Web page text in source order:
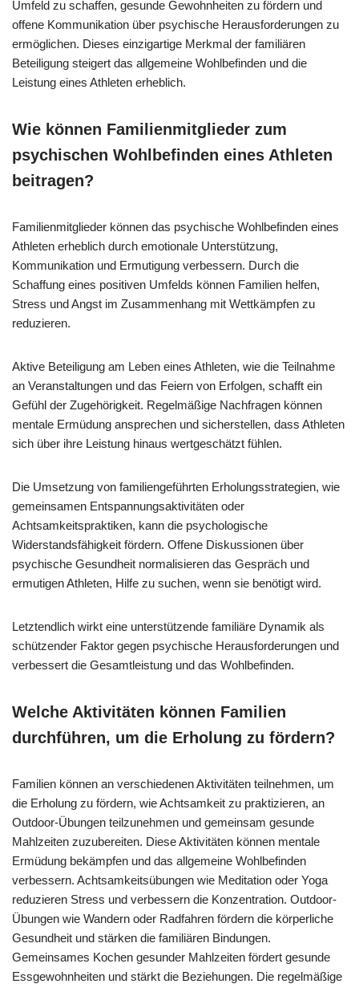
Umfeld zu schaffen, gesunde Gewohnheiten zu fördern und
offene Kommunikation über psychische Herausforderungen zu
ermöglichen. Dieses einzigartige Merkmal der familiären
Beteiligung steigert das allgemeine Wohlbefinden und die
Leistung eines Athleten erheblich.
Wie können Familienmitglieder zum
psychischen Wohlbefinden eines Athleten
beitragen?
Familienmitglieder können das psychische Wohlbefinden eines
Athleten erheblich durch emotionale Unterstützung,
Kommunikation und Ermutigung verbessern. Durch die
Schaffung eines positiven Umfelds können Familien helfen,
Stress und Angst im Zusammenhang mit Wettkämpfen zu
reduzieren.
Aktive Beteiligung am Leben eines Athleten, wie die Teilnahme
an Veranstaltungen und das Feiern von Erfolgen, schafft ein
Gefühl der Zugehörigkeit. Regelmäßige Nachfragen können
mentale Ermüdung ansprechen und sicherstellen, dass Athleten
sich über ihre Leistung hinaus wertgeschätzt fühlen.
Die Umsetzung von familiengeführten Erholungsstrategien, wie
gemeinsamen Entspannungsaktivitäten oder
Achtsamkeitspraktiken, kann die psychologische
Widerstandsfähigkeit fördern. Offene Diskussionen über
psychische Gesundheit normalisieren das Gespräch und
ermutigen Athleten, Hilfe zu suchen, wenn sie benötigt wird.
Letztendlich wirkt eine unterstützende familiäre Dynamik als
schützender Faktor gegen psychische Herausforderungen und
verbessert die Gesamtleistung und das Wohlbefinden.
Welche Aktivitäten können Familien
durchführen, um die Erholung zu fördern?
Familien können an verschiedenen Aktivitäten teilnehmen, um
die Erholung zu fördern, wie Achtsamkeit zu praktizieren, an
Outdoor-Übungen teilzunehmen und gemeinsam gesunde
Mahlzeiten zuzubereiten. Diese Aktivitäten können mentale
Ermüdung bekämpfen und das allgemeine Wohlbefinden
verbessern. Achtsamkeitsübungen wie Meditation oder Yoga
reduzieren Stress und verbessern die Konzentration. Outdoor-
Übungen wie Wandern oder Radfahren fördern die körperliche
Gesundheit und stärken die familiären Bindungen.
Gemeinsames Kochen gesunder Mahlzeiten fördert gesunde
Essgewohnheiten und stärkt die Beziehungen. Die regelmäßige